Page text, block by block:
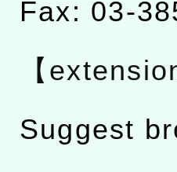
Fax: 03-
【
Suggest